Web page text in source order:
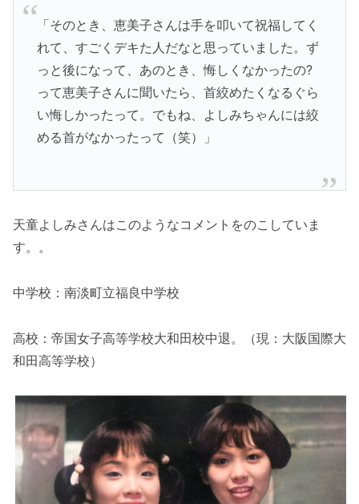
「そのとき、恵美子さんは手を叩いて祝福してく
れて、すごくデキた人だなと思っていました。ず
っと後になって、あのとき、悔しくなかったの?
って恵美子さんに聞いたら、首絞めたくなるぐら
い悔しかったって。でもね、よしみちゃんには絞
める首がなかったって（笑）」
天童よしみさんはこのようなコメントをのこしていま
す。。
中学校：南淡町立福良中学校
高校：帝国女子高等学校大和田校中退。（現：大阪国際大
和田高等学校）